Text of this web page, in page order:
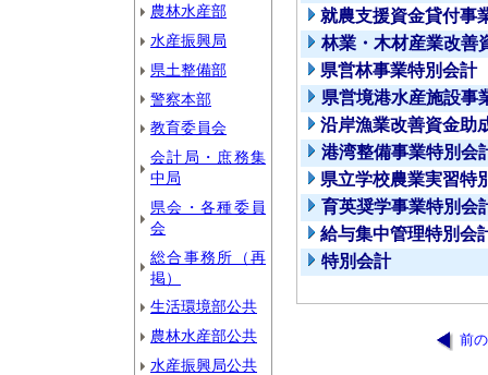
農林水産部
水産振興局
県土整備部
警察本部
教育委員会
会計局・庶務集
中局
県会・各種委員
会
総合事務所（再
掲）
生活環境部公共
農林水産部公共
水産振興局公共
就農支援資金貸付事
林業・木材産業改善
県営林事業特別会計
県営境港水産施設事
沿岸漁業改善資金助
港湾整備事業特別会
県立学校農業実習特
育英奨学事業特別会
給与集中管理特別会
特別会計
前